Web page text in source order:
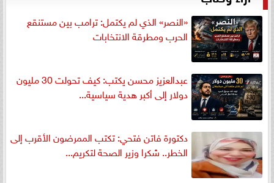
«النصر» الذي لم يكتمل: ترامب بين مستنقع
الحرب ومطرقة الانتخابات
عبدالعزيز محسن يكتب: كيف تحولت 30 مليون
دولار إلى أكبر هدية سياسية...
دكتورة فاتن فتحي: تكتب الممرضون الأقرب إلى
الخطر.. شكرا وزير الصحة لتكريم...